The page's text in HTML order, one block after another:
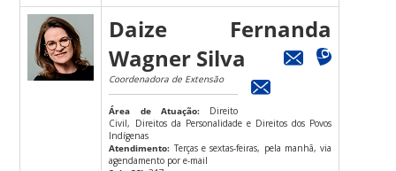
Daize Fernanda
Wagner Silva
Coordenadora de Extensão
Área de Atuação: Direito
Civil, Direitos da Personalidade e Direitos dos Povos
Indígenas
Atendimento: Terças e sextas-feiras, pela manhã, via
agendamento por e-mail